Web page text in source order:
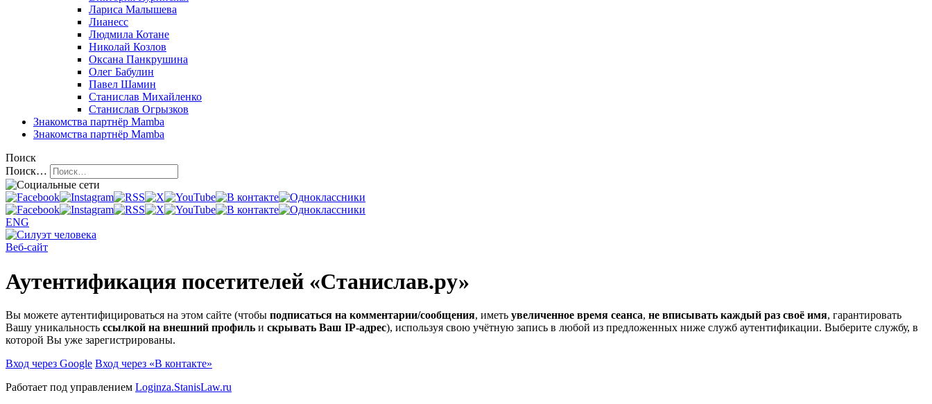
Лариса Малышева
Лианесс
Людмила Котане
Николай Козлов
Оксана Панкрушина
Олег Бабулин
Павел Шамин
Станислав Михайленко
Станислав Огрызков
Знакомства партнёр Mamba
Знакомства партнёр Mamba
Поиск
Поиск…
ENG
Веб-сайт
Аутентификация посетителей «Станислав.ру»
Вы можете аутентифицироваться на этом сайте (чтобы подписаться на комментарии/сообщения, иметь увеличенное время сеанса, не вписывать каждый раз своё имя, гарантировать
Вашу уникальность ссылкой на внешний профиль и скрывать Ваш IP-адрес), используя свою учётную запись в любой из предложенных ниже служб аутентификации. Выберите службу, в
которой Вы уже зарегистрированы.
Вход через Google Вход через «В контакте»
Работает под управлением Loginza.StanisLaw.ru